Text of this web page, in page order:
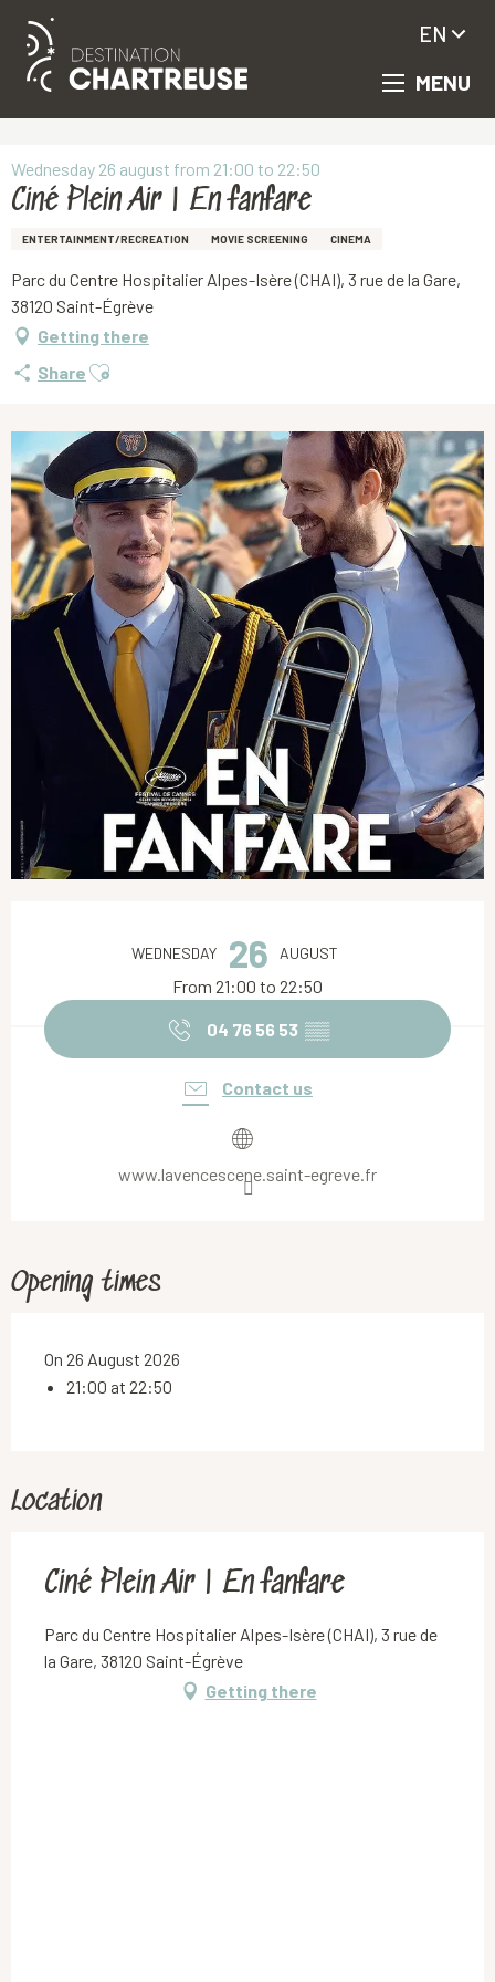
Aller
principal
MENU
EN
Wednesday 26 august from 21:00 to 22:50
Ciné Plein Air | En fanfare
ENTERTAINMENT/RECREATION MOVIE SCREENING CINEMA
Parc du Centre Hospitalier Alpes-Isère (CHAI), 3 rue de la Gare,
38120 Saint-Égrève
Getting there
Share Ajouter aux favoris
WEDNESDAY 26 AUGUST
From 21:00 to 22:50
04 76 56 53 ▒▒
Contact us
www.lavencescene.saint-egreve.fr
Opening times
On 26 August 2026
21:00 at 22:50
Location
Ciné Plein Air | En fanfare
Parc du Centre Hospitalier Alpes-Isère (CHAI), 3 rue de
la Gare, 38120 Saint-Égrève
Getting there